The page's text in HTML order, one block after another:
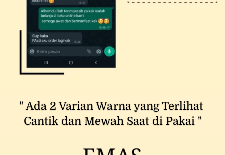
" Ada 2 Varian Warna yang Terlihat
Cantik dan Mewah Saat di Pakai "